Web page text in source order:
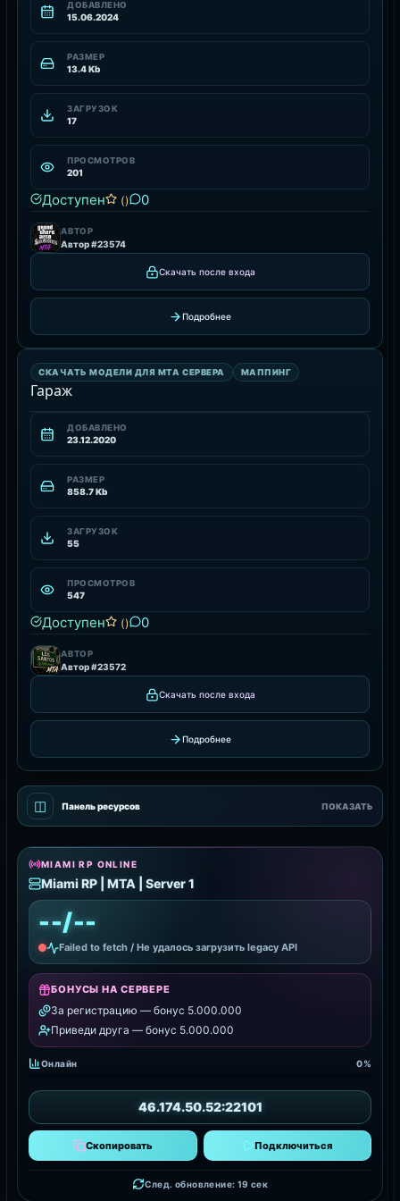
◫ Панель ресурсов ПОКАЗАТЬ
MIAMI RP ONLINE
Miami RP | MTA | Server 1
--/--
Failed to fetch / Не удалось загрузить legacy API
БОНУСЫ НА СЕРВЕРЕ
За регистрацию — бонус 5.000.000
Приведи друга — бонус 5.000.000
Онлайн 0%
46.174.50.52:22101
Скопировать Подключиться
След. обновление: 17 сек
ДОБАВЛЕНО
15.06.2024
РАЗМЕР
13.4 Kb
ЗАГРУЗОК
17
ПРОСМОТРОВ
201
Доступен () 0
АВТОР
Автор #23574
Скачать после входа
Подробнее
РЕСУРС
СКАЧАТЬ МОДЕЛИ ДЛЯ MTA СЕРВЕРА МАППИНГ
Гараж
ДОБАВЛЕНО
23.12.2020
РАЗМЕР
858.7 Kb
ЗАГРУЗОК
55
ПРОСМОТРОВ
547
Доступен () 0
АВТОР
Автор #23572
Скачать после входа
Подробнее